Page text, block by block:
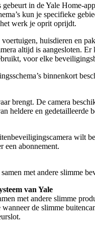
in de Yale Home-
kun je specifieke
het werk je oprit oprijdt.
huisdieren en
altijd is aangesloten.
voor elke
binnenkort
brengt. De camera
heldere en gedetailleerde
wilt
een abonnement.
met andere slimme
van Yale
met andere slimme
de slimme